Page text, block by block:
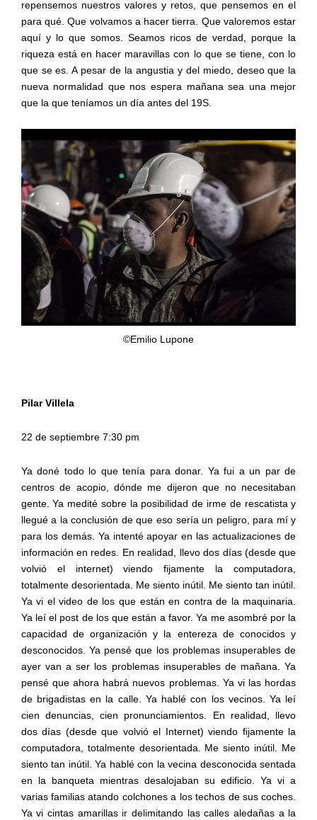
repensemos nuestros valores y retos, que pensemos en el
para qué. Que volvamos a hacer tierra. Que valoremos estar
aquí y lo que somos. Seamos ricos de verdad, porque la
riqueza está en hacer maravillas con lo que se tiene, con lo
que se es. A pesar de la angustia y del miedo, deseo que la
nueva normalidad que nos espera mañana sea una mejor
que la que teníamos un día antes del 19S.
©Emilio Lupone
Pilar Villela
22 de septiembre 7:30 pm
Ya doné todo lo que tenía para donar. Ya fui a un par de
centros de acopio, dónde me dijeron que no necesitaban
gente. Ya medité sobre la posibilidad de irme de rescatista y
llegué a la conclusión de que eso sería un peligro, para mí y
para los demás. Ya intenté apoyar en las actualizaciones de
información en redes. En realidad, llevo dos días (desde que
volvió el internet) viendo fijamente la computadora,
totalmente desorientada. Me siento inútil. Me siento tan inútil.
Ya vi el video de los que están en contra de la maquinaria.
Ya leí el post de los que están a favor. Ya me asombré por la
capacidad de organización y la entereza de conocidos y
desconocidos. Ya pensé que los problemas insuperables de
ayer van a ser los problemas insuperables de mañana. Ya
pensé que ahora habrá nuevos problemas. Ya vi las hordas
de brigadistas en la calle. Ya hablé con los vecinos. Ya leí
cien denuncias, cien pronunciamientos. En realidad, llevo
dos días (desde que volvió el Internet) viendo fijamente la
computadora, totalmente desorientada. Me siento inútil. Me
siento tan inútil. Ya hablé con la vecina desconocida sentada
en la banqueta mientras desalojaban su edificio. Ya vi a
varias familias atando colchones a los techos de sus coches.
Ya vi cintas amarillas ir delimitando las calles aledañas a la